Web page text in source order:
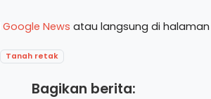
Google News atau langsung di halaman
Tanah retak
Bagikan berita: